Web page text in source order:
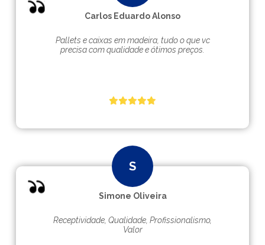
Carlos Eduardo Alonso
Pallets e caixas em madeira, tudo o que vc
precisa com qualidade e ótimos preços.
Simone Oliveira
Receptividade, Qualidade, Profissionalismo,
Valor